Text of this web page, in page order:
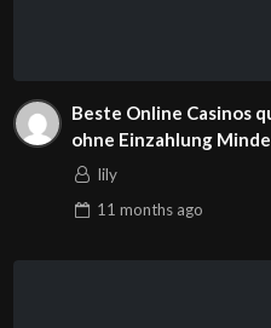
Beste Online Casinos
ohne Einzahlung
2025lily
11 monthsago